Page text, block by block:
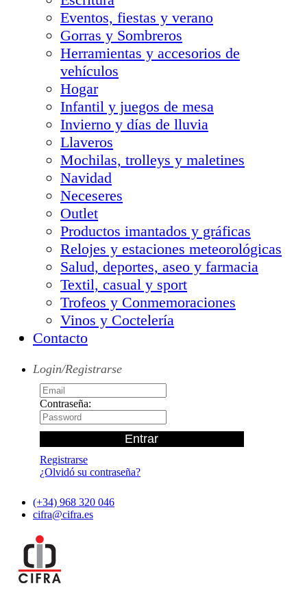
Eventos, fiestas y verano
Gorras y Sombreros
Herramientas y accesorios de
vehículos
Hogar
Infantil y juegos de mesa
Invierno y días de lluvia
Llaveros
Mochilas, trolleys y maletines
Navidad
Neceseres
Outlet
Productos imantados y gráficas
Relojes y estaciones meteorológicas
Salud, deportes, aseo y farmacia
Textil, casual y sport
Trofeos y Conmemoraciones
Vinos y Coctelería
Contacto
Login/Registrarse
Contraseña:
Registrarse
¿Olvidó su contraseña?
(+34) 968 320 046
cifra@cifra.es